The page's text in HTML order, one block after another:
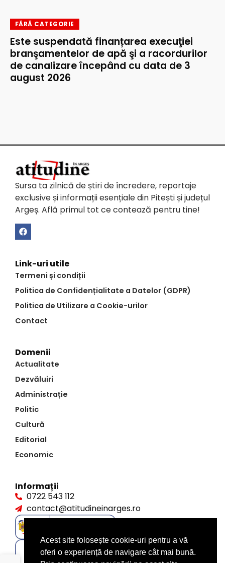
FĂRĂ CATEGORIE
Este suspendată finanțarea execuţiei
branşamentelor de apă şi a racordurilor
de canalizare începând cu data de 3
august 2026
Sursa ta zilnică de știri de încredere, reportaje
exclusive și informații esențiale din Pitești și județul
Argeș. Află primul tot ce contează pentru tine!
Link-uri utile
Termeni și condiții
Politica de Confidențialitate a Datelor (GDPR)
Politica de Utilizare a Cookie-urilor
Contact
Domenii
Actualitate
Dezvăluiri
Administrație
Politic
Cultură
Editorial
Economic
Informații
0722 543 112
contact@atitudineinarges.ro
Acest site folosește cookie-uri pentru a vă
oferi o experiență de navigare cât mai bună.